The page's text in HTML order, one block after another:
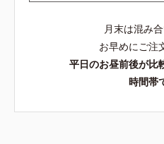
月末は混み
お早めにご注
平日のお昼前後が比
時間帯